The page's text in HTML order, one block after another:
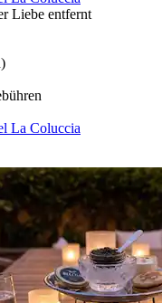
Liebe entfernt
La Coluccia